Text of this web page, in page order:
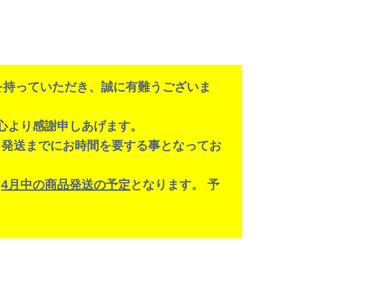
っていただき、誠に有難うございま
り感謝申しあげます。
送までにお時間を要する事となってお
4月中の商品発送の予定となります。 予